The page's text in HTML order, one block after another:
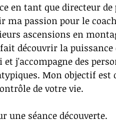
en tant que directeur
ma passion pour le
ascensions en
découvrir la
j'accompagne des
Mon objectif est
de votre vie.
une séance découverte.